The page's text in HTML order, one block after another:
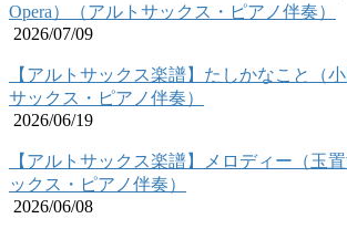
Opera）（アルトサックス・ピアノ伴奏）
2026/07/09
【アルトサックス楽譜】たしかなこと（
サックス・ピアノ伴奏）
2026/06/19
【アルトサックス楽譜】メロディー（玉
ックス・ピアノ伴奏）
2026/06/08